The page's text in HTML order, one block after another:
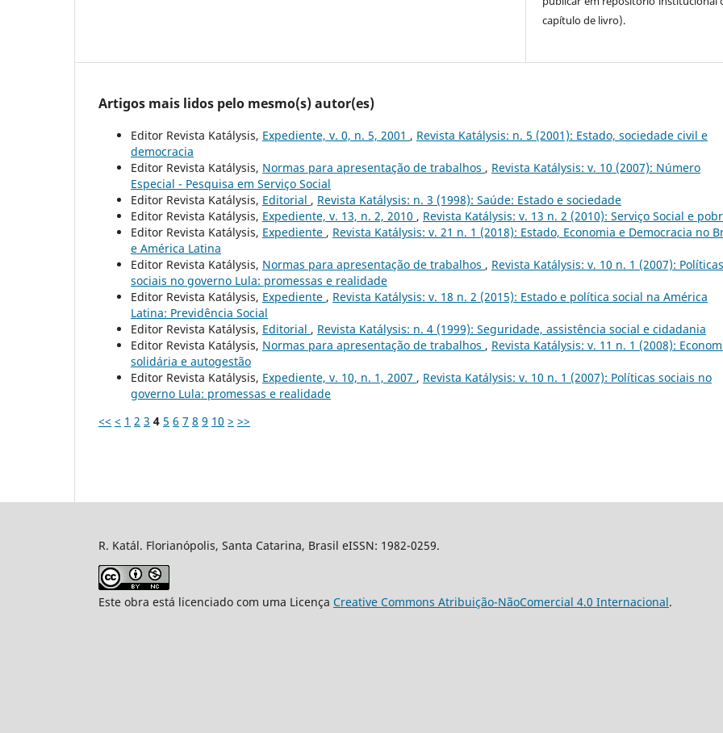
capítulo de livro).
Artigos mais lidos pelo mesmo(s) autor(es)
Editor Revista Katálysis, Expediente, v. 0, n. 5, 2001 , Revista Katálysis: n. 5 (2001): Estado, sociedade civil e
democracia
Editor Revista Katálysis, Normas para apresentação de trabalhos , Revista Katálysis: v. 10 (2007): Número
Especial - Pesquisa em Serviço Social
Editor Revista Katálysis, Editorial , Revista Katálysis: n. 3 (1998): Saúde: Estado e sociedade
Editor Revista Katálysis, Expediente, v. 13, n. 2, 2010 , Revista Katálysis: v. 13 n. 2 (2010): Serviço Social e
Editor Revista Katálysis, Expediente , Revista Katálysis: v. 21 n. 1 (2018): Estado, Economia e Democracia no
e América Latina
Editor Revista Katálysis, Normas para apresentação de trabalhos , Revista Katálysis: v. 10 n. 1 (2007): Políticas
sociais no governo Lula: promessas e realidade
Editor Revista Katálysis, Expediente , Revista Katálysis: v. 18 n. 2 (2015): Estado e política social na América
Latina: Previdência Social
Editor Revista Katálysis, Editorial , Revista Katálysis: n. 4 (1999): Seguridade, assistência social e cidadania
Editor Revista Katálysis, Normas para apresentação de trabalhos , Revista Katálysis: v. 11 n. 1 (2008):
solidária e autogestão
Editor Revista Katálysis, Expediente, v. 10, n. 1, 2007 , Revista Katálysis: v. 10 n. 1 (2007): Políticas sociais no
governo Lula: promessas e realidade
<< < 1 2 3 4 5 6 7 8 9 10 > >>
R. Katál. Florianópolis, Santa Catarina, Brasil eISSN: 1982-0259.
Este obra está licenciado com uma Licença Creative Commons Atribuição-NãoComercial 4.0 Internacional.